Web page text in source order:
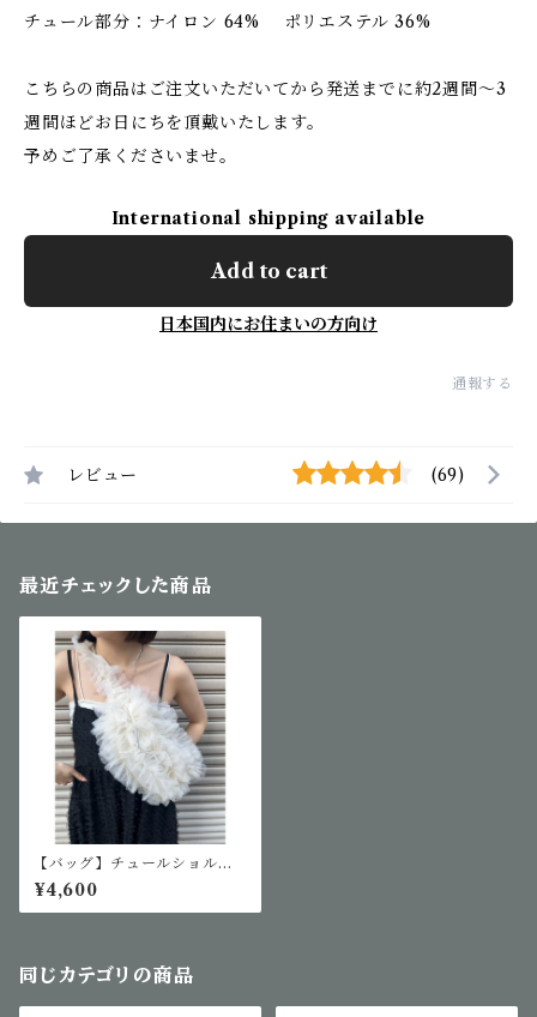
チュール部分：ナイロン 64% ポリエステル 36%
こちらの商品はご注文いただいてから発送までに約2週間〜3
週間ほどお日にちを頂戴いたします。
予めご了承くださいませ。
International shipping available
Add to cart
日本国内にお住まいの方向け
通報する
レビュー (69)
最近チェックした商品
【バッグ】チュールショルダ
ーバッグ
¥4,600
同じカテゴリの商品